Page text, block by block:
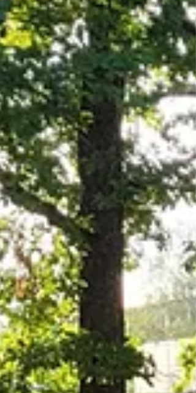
Abschlussprüfungen war endlich Zeit für
unseren alljährlichen Internatsausflug mit
allen...